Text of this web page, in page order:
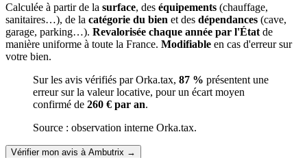
Calculée à partir de la surface, des équipements (chauffage,
sanitaires…), de la catégorie du bien et des dépendances (cave,
garage, parking…). Revalorisée chaque année par l'État de
manière uniforme à toute la France. Modifiable en cas d'erreur sur
votre bien.
Sur les avis vérifiés par Orka.tax, 87 % présentent une
erreur sur la valeur locative, pour un écart moyen
confirmé de 260 € par an.
Source : observation interne Orka.tax.
Vérifier mon avis à Ambutrix →